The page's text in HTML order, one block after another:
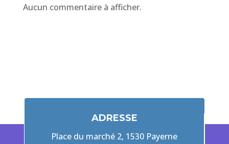
Aucun commentaire à afficher.
ADRESSE
Place du marché 2, 1530 Payerne